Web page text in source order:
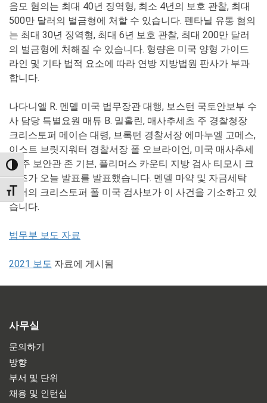
TOGGLE HIGH CONTRAST
TOGGLE FONT SIZE
음모 혐의는 최대 40년 징역형, 최소 4년의 보호 관찰, 최대
500만 달러의 벌금형에 처할 수 있습니다. 펜타닐 유통 혐의
는 최대 30년 징역형, 최대 6년 보호 관찰, 최대 200만 달러
의 벌금형에 처해질 수 있습니다. 형량은 미국 양형 가이드
라인 및 기타 법적 요소에 따라 연방 지방법원 판사가 부과
합니다.
나다니엘 R. 멘델 미국 법무장관 대행, 보스턴 국토안보부 수
사 담당 특별요원 매튜 B. 밀홀린, 매사추세츠 주 경찰청장
크리스토퍼 메이슨 대령, 브록턴 경찰서장 에마누엘 고메스,
이스트 브릿지워터 경찰서장 폴 오브라이언, 미국 매사추세
츠 주 보안관 존 기븐, 플리머스 카운티 지방 검사 티모시 크
루즈가 오늘 발표를 발표했습니다. 멘델 마약 및 자금세탁
부서의 크리스토퍼 폴 미국 검사보가 이 사건을 기소하고 있
습니다.
법무부 보도 자료
2021 보도 자료에 게시됨
사무실
문의하기
방향
부서 및 단위
채용 및 인턴십